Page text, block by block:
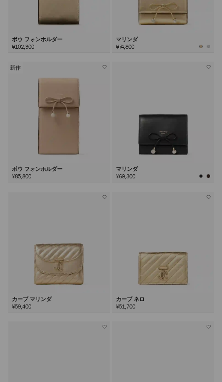
ボウ フォンホルダー
¥102,300
マリンダ
¥74,800
新作
ボウ フォンホルダー
¥85,800
マリンダ
¥69,300
カーブ マリンダ
¥59,400
カーブ ネロ
¥51,700